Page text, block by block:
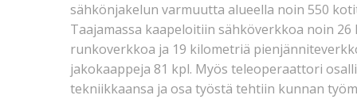
sähkönjakelun varmuutta alueella noin 550
Taajamassa kaapeloitiin sähköverkkoa noin
runkoverkkoa ja 19 kilometriä
jakokaappeja 81 kpl. Myös teleoperaattori
tekniikkaansa ja osa työstä tehtiin kunnan